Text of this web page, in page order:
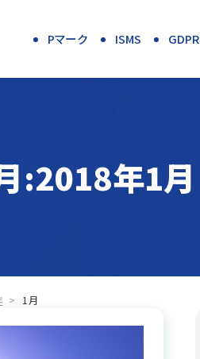
Pマーク ISMS GDPR
:2018年1月
> 1月